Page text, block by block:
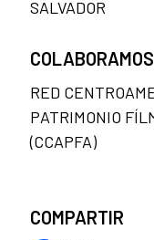
SALVADOR
RED
PATRIMONIO
(CCAPFA)
COMPARTIR